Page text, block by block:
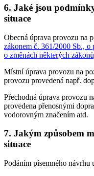
6. Jaké jsou
situace
Obecná úprava provozu na
zákonem č. 361/2000 Sb.,
o změnách některých
Místní úprava provozu na
provozu provedená např.
Přechodná úprava provozu
provedena přenosnými
vodorovným značením atd.
7. Jakým způsobem
situace
Podáním písemného návrhu